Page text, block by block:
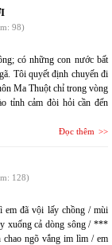
98)
có những con nước bất
Tôi quyết định chuyến đi
Ma Thuột chỉ trong vòng
tỉnh cảm đòi hỏi cần đến
Đọc thêm
128)
em đã vội lấy chồng / mùi
xuống cả dòng sông / ***
chao ngõ vắng im lìm / em